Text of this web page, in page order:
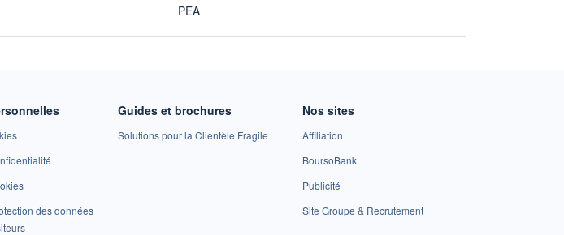
PEA
des données
Guides et brochures
Solutions pour la Clientèle Fragile
Nos sites
Affiliation
BoursoBank
Publicité
Site Groupe & Recrutement